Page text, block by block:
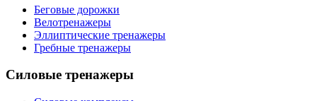
Беговые дорожки
Велотренажеры
Эллиптические тренажеры
Гребные тренажеры
Силовые тренажеры